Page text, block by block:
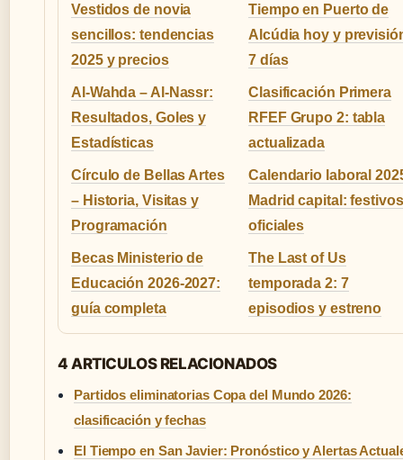
Vestidos de novia
sencillos: tendencias
2025 y precios
Tiempo en Puerto de
Alcúdia hoy y
7 días
Al-Wahda – Al-Nassr:
Resultados, Goles y
Estadísticas
Clasificación Primera
RFEF Grupo 2: tabla
actualizada
Círculo de Bellas Artes
– Historia, Visitas y
Programación
Calendario laboral
Madrid capital: festivos
oficiales
Becas Ministerio de
Educación 2026-2027:
guía completa
The Last of Us
temporada 2: 7
episodios y estreno
4 ARTICULOS RELACIONADOS
Partidos eliminatorias Copa del Mundo 2026:
clasificación y fechas
El Tiempo en San Javier: Pronóstico y Alertas